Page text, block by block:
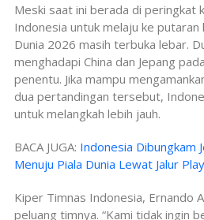
Meski saat ini berada di peringkat
Indonesia untuk melaju ke putaran
Dunia 2026 masih terbuka lebar.
menghadapi China dan Jepang
penentu. Jika mampu
dua pertandingan tersebut,
untuk melangkah lebih jauh.
BACA JUGA: Indonesia Dibungkam
Menuju Piala Dunia Lewat Jalur
Kiper Timnas Indonesia, Ernando
peluang timnya. “Kami tidak ingin